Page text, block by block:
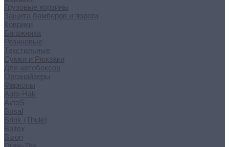
Грузовые корзины
Защита бамперов и пороги
Коврики
Багажника
Резиновые
Текстильные
Сумки и Рюкзаки
Для автобоксов
Органайзеры
Фаркопы
Auto-Hak
AvtoS
Bosal
Brink (Thule)
Baltex
Bizon